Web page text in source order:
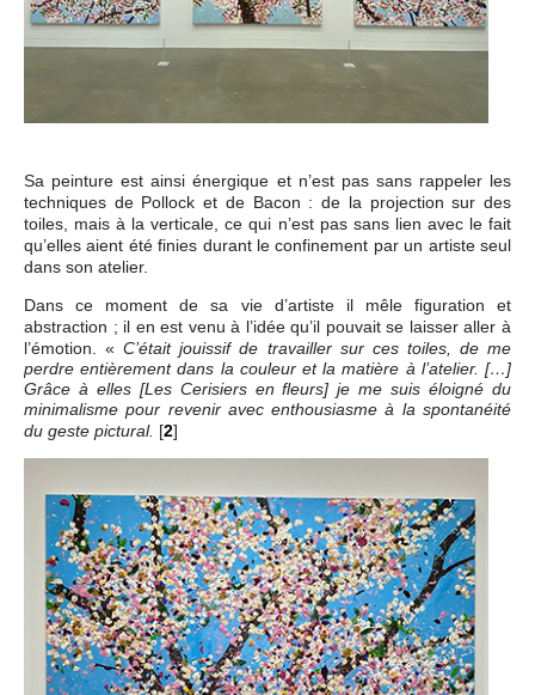
Sa peinture est ainsi énergique et n’est pas sans rappeler les
techniques de Pollock et de Bacon : de la projection sur des
toiles, mais à la verticale, ce qui n’est pas sans lien avec le fait
qu’elles aient été finies durant le confinement par un artiste seul
dans son atelier.
Dans ce moment de sa vie d’artiste il mêle figuration et
abstraction ; il en est venu à l’idée qu’il pouvait se laisser aller à
l’émotion. «C’était jouissif de travailler sur ces toiles, de me
perdre entièrement dans la couleur et la matière à l’atelier. […]
Grâce à elles [Les Cerisiers en fleurs] je me suis éloigné du
minimalisme pour revenir avec enthousiasme à la spontanéité
du geste pictural. [2]